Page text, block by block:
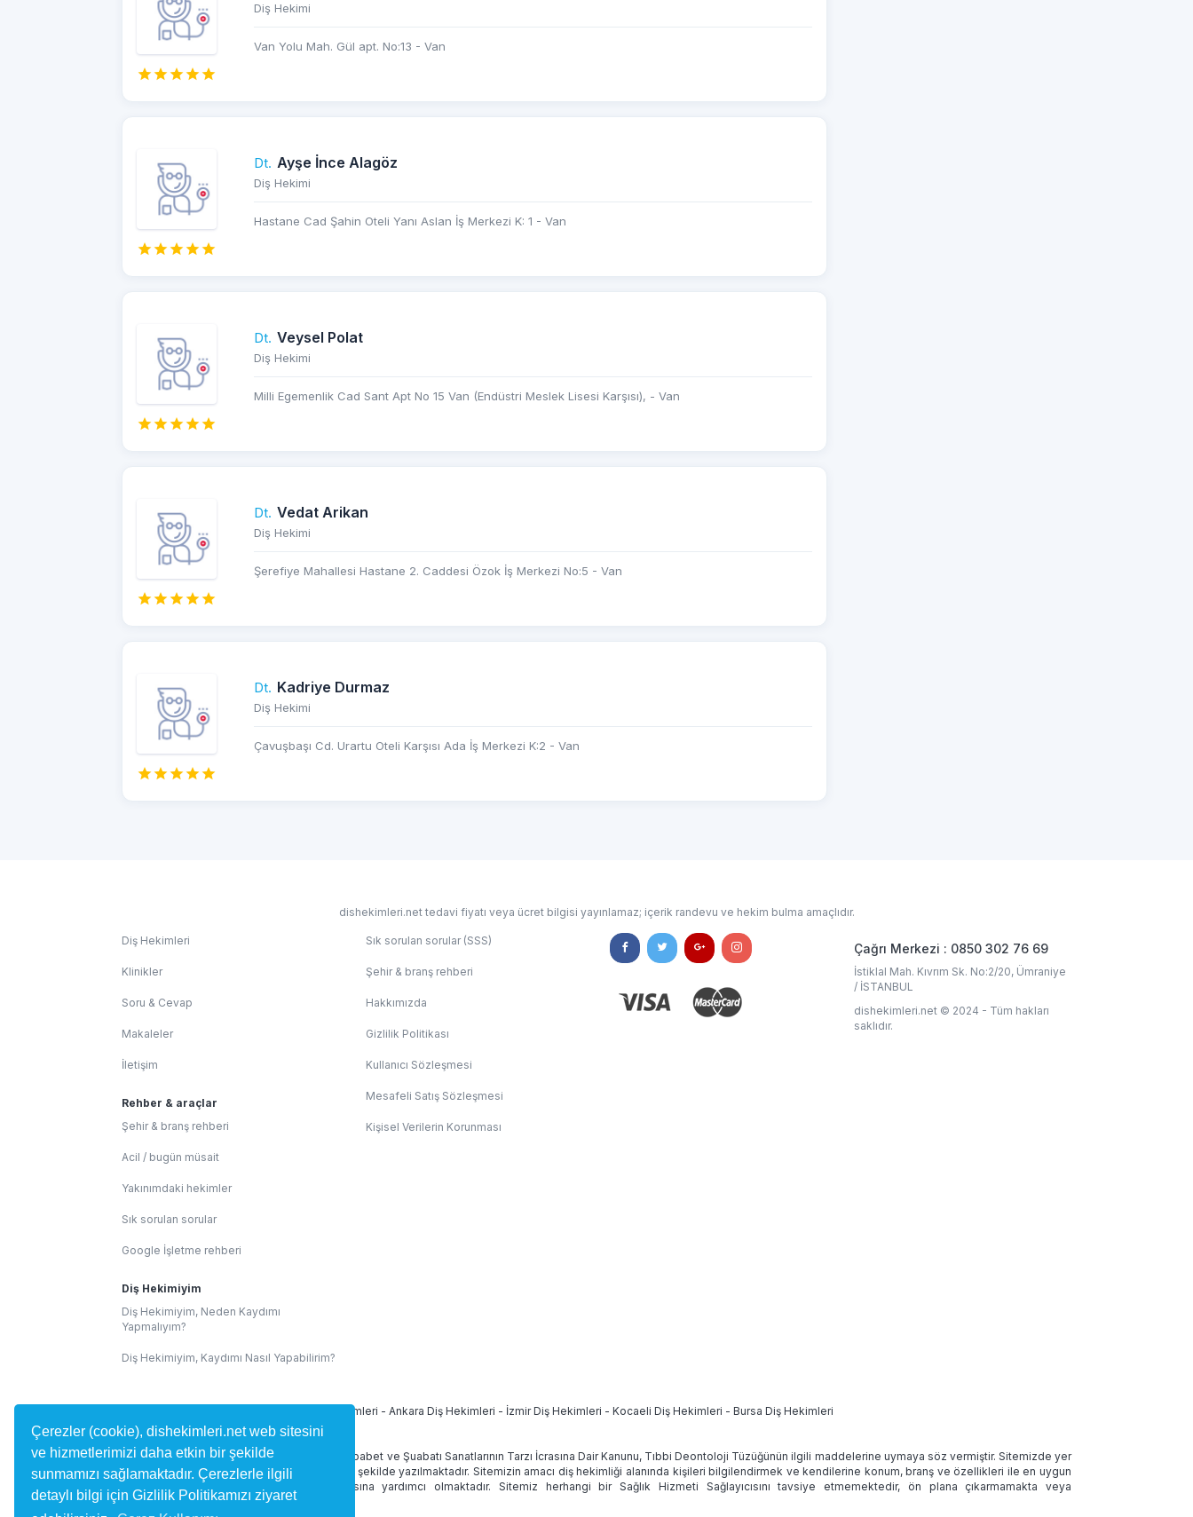
Çerezler (cookie), dishekimleri.net web sitesini
ve hizmetlerimizi daha etkin bir şekilde
sunmamızı sağlamaktadır. Çerezlerle ilgili
detaylı bilgi için Gizlilik Politikamızı ziyaret
Diş Hekimi
Van Yolu Mah. Gül apt. No:13 - Van
Dt. Ayşe İnce Alagöz
Diş Hekimi
Hastane Cad Şahin Oteli Yanı Aslan İş Merkezi K: 1 - Van
Dt. Veysel Polat
Diş Hekimi
Milli Egemenlik Cad Sant Apt No 15 Van (Endüstri Meslek Lisesi Karşısı), - Van
Dt. Vedat Arikan
Diş Hekimi
Şerefiye Mahallesi Hastane 2. Caddesi Özok İş Merkezi No:5 - Van
Dt. Kadriye Durmaz
Diş Hekimi
Çavuşbaşı Cd. Urartu Oteli Karşısı Ada İş Merkezi K:2 - Van
dishekimleri.net tedavi fiyatı veya ücret bilgisi yayınlamaz; içerik randevu ve hekim bulma amaçlıdır.
Diş Hekimleri
Klinikler
Soru & Cevap
Makaleler
İletişim
Rehber & araçlar
Şehir & branş rehberi
Acil / bugün müsait
Yakınımdaki hekimler
Sık sorulan sorular
Google İşletme rehberi
Diş Hekimiyim
Diş Hekimiyim, Neden Kaydımı
Yapmalıyım?
Diş Hekimiyim, Kaydımı Nasıl Yapabilirim?
Sık sorulan sorular (SSS)
Şehir & branş rehberi
Hakkımızda
Gizlilik Politikası
Kullanıcı Sözleşmesi
Mesafeli Satış Sözleşmesi
Kişisel Verilerin Korunması
Çağrı Merkezi : 0850 302 76 69
İstiklal Mah. Kıvrım Sk. No:2/20, Ümraniye
/ İSTANBUL
dishekimleri.net © 2024 - Tüm hakları
saklıdır.
İstanbul Diş Hekimleri - Ankara Diş Hekimleri - İzmir Diş Hekimleri - Kocaeli Diş Hekimleri - Bursa Diş Hekimleri
dishekimleri.net site içeriğinde 1219 Sayılı Tababet ve Şuabatı Sanatlarının Tarzı İcrasına Dair Kanunu, Tıbbi Deontoloji Tüzüğünün ilgili maddelerine uymaya söz vermiştir. Sitemizde yer
alan yorumlar kullanıcılar tarafından bağımsız şekilde yazılmaktadır. Sitemizin amacı diş hekimliği alanında kişileri bilgilendirmek ve kendilerine konum, branş ve özellikleri ile en uygun
diş hekimini bulmasına ve randevu almasına yardımcı olmaktadır. Sitemiz herhangi bir Sağlık Hizmeti Sağlayıcısını tavsiye etmemektedir, ön plana çıkarmamakta veya
desteklememektedir.